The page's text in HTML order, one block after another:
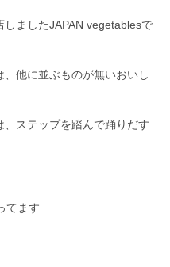
ましたJAPAN vegetablesで
他に並ぶものが無いおいし
ステップを踏んで踊りだす
てます